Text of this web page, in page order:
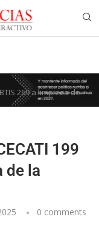
269 a limpieza de
199
de la
0 comments